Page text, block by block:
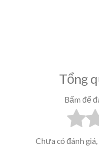
Tổng
Bấm để
Chưa có đánh